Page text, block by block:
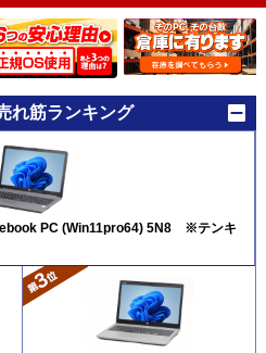
れ筋ランキング
PC (Win11pro64) 5N8 ※テンキ